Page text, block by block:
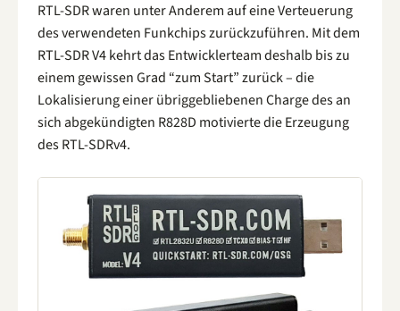
RTL-SDR waren unter Anderem auf eine Verteuerung
des verwendeten Funkchips zurückzuführen. Mit dem
RTL-SDR V4 kehrt das Entwicklerteam deshalb bis zu
einem gewissen Grad “zum Start” zurück – die
Lokalisierung einer übriggebliebenen Charge des an
sich abgekündigten R828D motivierte die Erzeugung
des RTL-SDRv4.